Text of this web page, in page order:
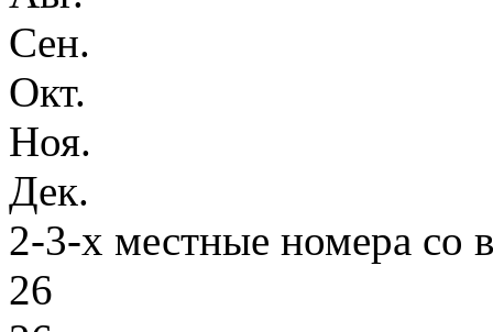
Сен.
Окт.
Ноя.
Дек.
2-3-х местные номера со
26